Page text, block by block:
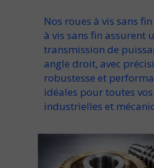
Nos roues à vis sans
à vis sans fin assurent
transmission de
angle droit, avec
robustesse et
idéales pour toutes vos
industrielles et